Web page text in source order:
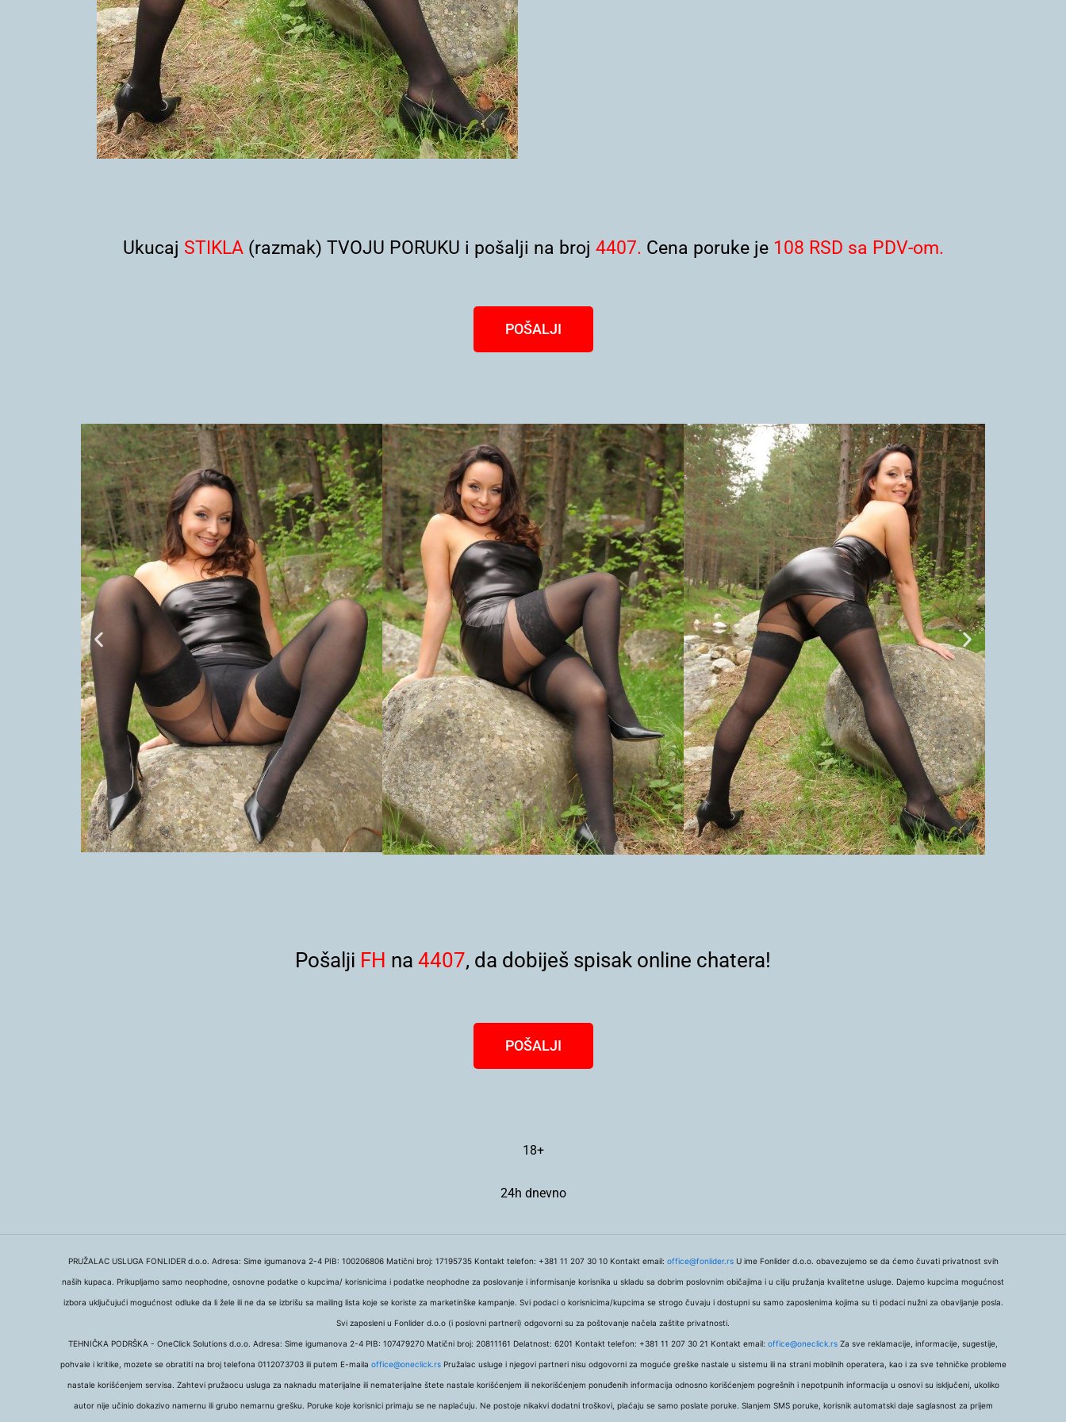
Ukucaj STIKLA(razmak) TVOJU PORUKU i pošalji na broj 4407. Cena poruke je108 RSD sa PDV-om.
POŠALJI
Pošalji FH na 4407, da dobiješ spisak online chatera!
POŠALJI
18+
24h dnevno
PRUŽALAC USLUGA FONLIDER d.o.o. Adresa: Sime igumanova 2-4 PIB: 100206806 Matični broj: 17195735 Kontakt telefon: +381 11 207 30 10 Kontakt email: office@fonlider.rsU ime Fonlider d.o.o. obavezujemo se da ćemo čuvati privatnost svih
naših kupaca. Prikupljamo samo neophodne, osnovne podatke o kupcima/ korisnicima i podatke neophodne za poslovanje i informisanje korisnika u skladu sa dobrim poslovnim običajima i u cilju pružanja kvalitetne usluge. Dajemo kupcima mogućnost
izbora uključujući mogućnost odluke da li žele ili ne da se izbrišu sa mailing lista koje se koriste za marketinške kampanje. Svi podaci o korisnicima/kupcima se strogo čuvaju i dostupni su samo zaposlenima kojima su ti podaci nužni za obavljanje posla.
Svi zaposleni u Fonlider d.o.o (i poslovni partneri) odgovorni su za poštovanje načela zaštite privatnosti.
TEHNIČKA PODRŠKA - OneClick Solutions d.o.o. Adresa: Sime igumanova 2-4 PIB: 107479270 Matični broj: 20811161 Delatnost: 6201 Kontakt telefon: +381 11 207 30 21 Kontakt email: office@oneclick.rs Za sve reklamacije, informacije, sugestije,
pohvale i kritike, mozete se obratiti na broj telefona 0112073703 ili putem E-maila office@oneclick.rsPružalac usluge i njegovi partneri nisu odgovorni za moguće greške nastale u sistemu ili na strani mobilnih operatera, kao i za sve tehničke probleme
nastale korišćenjem servisa. Zahtevi pružaocu usluga za naknadu materijalne ili nematerijalne štete nastale korišćenjem ili nekorišćenjem ponuđenih informacija odnosno korišćenjem pogrešnih i nepotpunih informacija u osnovi su isključeni, ukoliko
autor nije učinio dokazivo namernu ili grubo nemarnu grešku. Poruke koje korisnici primaju se ne naplaćuju. Ne postoje nikakvi dodatni troškovi, plaćaju se samo poslate poruke. Slanjem SMS poruke, korisnik automatski daje saglasnost za prijem